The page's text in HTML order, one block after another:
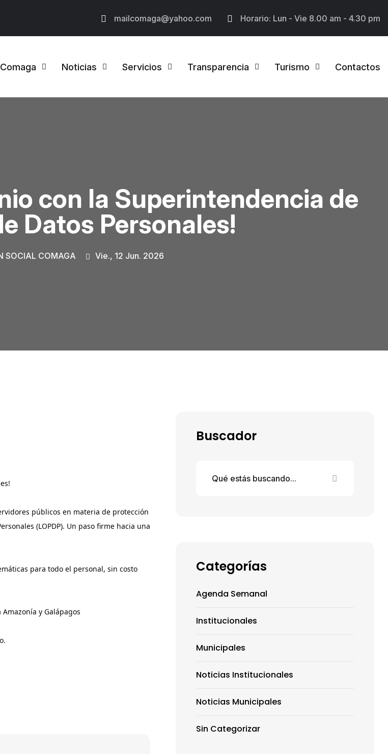
mailcomaga@yahoo.com Horario: Lun - Vie 8.00 am - 4.30 pm
Comaga Noticias Servicios Transparencia Turismo Contactos
con la Superintendencia de
Datos Personales!
SOCIAL COMAGA Vie., 12 Jun. 2026
públicos en materia de protección
(LOPDP). Un paso firme hacia una
para todo el personal, sin costo
y Galápagos
Buscador
Categorías
Agenda Semanal
Institucionales
Municipales
Noticias Institucionales
Noticias Municipales
Sin Categorizar